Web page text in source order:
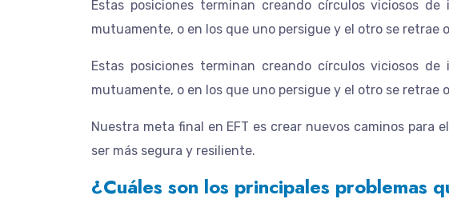
Estas posiciones terminan creando círculos viciosos
mutuamente, o en los que uno persigue y el otro se retrae
Estas posiciones terminan creando círculos viciosos
mutuamente, o en los que uno persigue y el otro se retrae
​Nuestra meta final en EFT es crear nuevos caminos
ser más segura y resiliente.
¿Cuáles son los principales problemas